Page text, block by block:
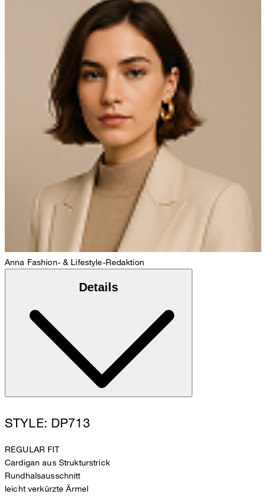
Anna Fashion- & Lifestyle-Redaktion
Details
STYLE: DP713
REGULAR FIT
Cardigan aus Strukturstrick
Rundhalsausschnitt
leicht verkürzte Ärmel